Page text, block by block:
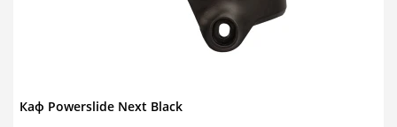
Каф Powerslide Next Black